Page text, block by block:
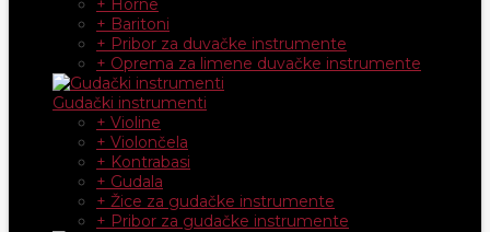
+ Baritoni
+ Pribor za duvačke instrumente
+ Oprema za limene duvačke instrumente
Gudački instrumenti
+ Violine
+ Violončela
+ Kontrabasi
+ Gudala
+ Žice za gudačke instrumente
+ Pribor za gudačke instrumente